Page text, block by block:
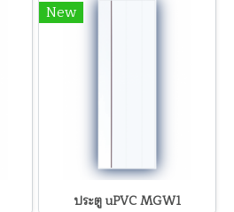
New
ประตู uPVC MGW1